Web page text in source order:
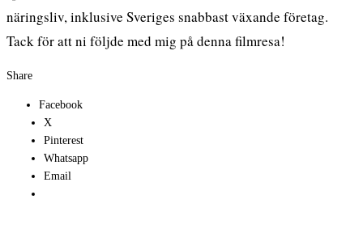
näringsliv, inklusive Sveriges snabbast växande företag.
Tack för att ni följde med mig på denna filmresa!
Share
Facebook
X
Pinterest
Whatsapp
Email